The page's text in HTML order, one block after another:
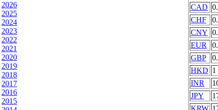
2026
2025
2024
2023
2022
2021
2020
2019
2018
2017
2016
2015
CAD
CHF
CNY
EUR
GBP
HKD 1
INR
JPY